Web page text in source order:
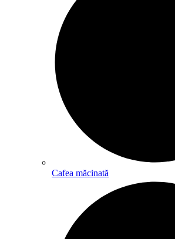
Cafea măcinată